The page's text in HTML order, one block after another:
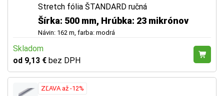
Stretch fólia ŠTANDARD ručná
Šírka: 500 mm, Hrúbka: 23 mikrónov
Návin: 162 m, farba: modrá
Skladom
od 9,13 € bez DPH
ZĽAVA až -12%